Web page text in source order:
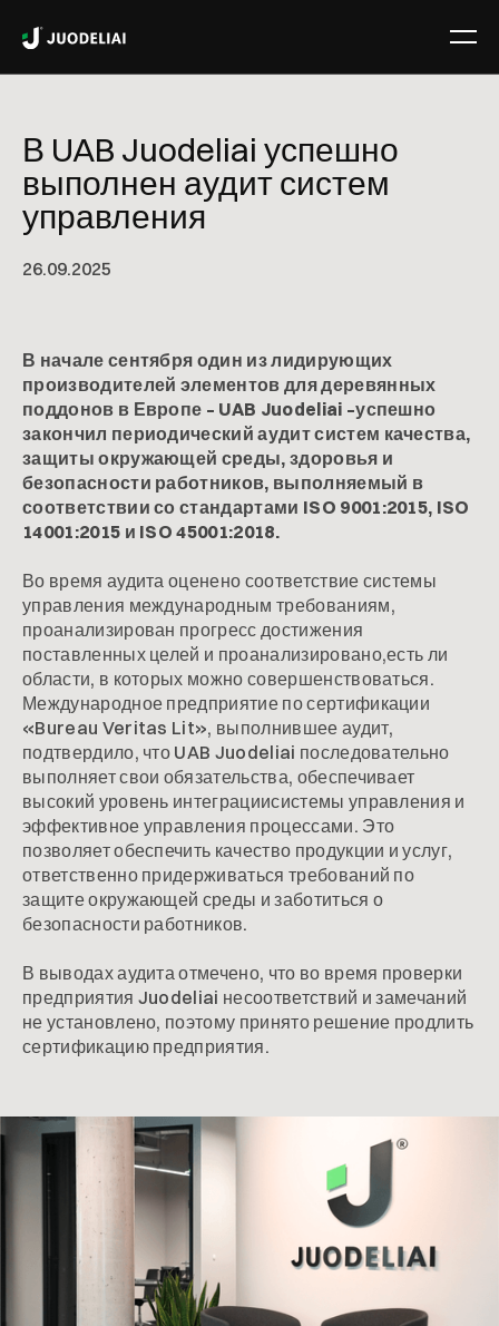
В UAB Juodeliai успешно
выполнен аудит систем
управления
26.09.2025
В начале сентября один из лидирующих
производителей элементов для деревянных
поддонов в Европе – UAB Juodeliai –успешно
закончил периодический аудит систем качества,
защиты окружающей среды, здоровья и
безопасности работников, выполняемый в
соответствии со стандартами ISO 9001:2015, ISO
14001:2015 и ISO 45001:2018.
Во время аудита оценено соответствие системы
управления международным требованиям,
проанализирован прогресс достижения
поставленных целей и проанализировано,есть ли
области, в которых можно совершенствоваться.
Международное предприятие по сертификации
«Bureau Veritas Lit», выполнившее аудит,
подтвердило, что UAB Juodeliai последовательно
выполняет свои обязательства, обеспечивает
высокий уровень интеграциисистемы управления и
эффективное управления процессами. Это
позволяет обеспечить качество продукции и услуг,
ответственно придерживаться требований по
защите окружающей среды и заботиться о
безопасности работников.
В выводах аудита отмечено, что во время проверки
предприятия Juodeliai несоответствий и замечаний
не установлено, поэтому принято решение продлить
сертификацию предприятия.